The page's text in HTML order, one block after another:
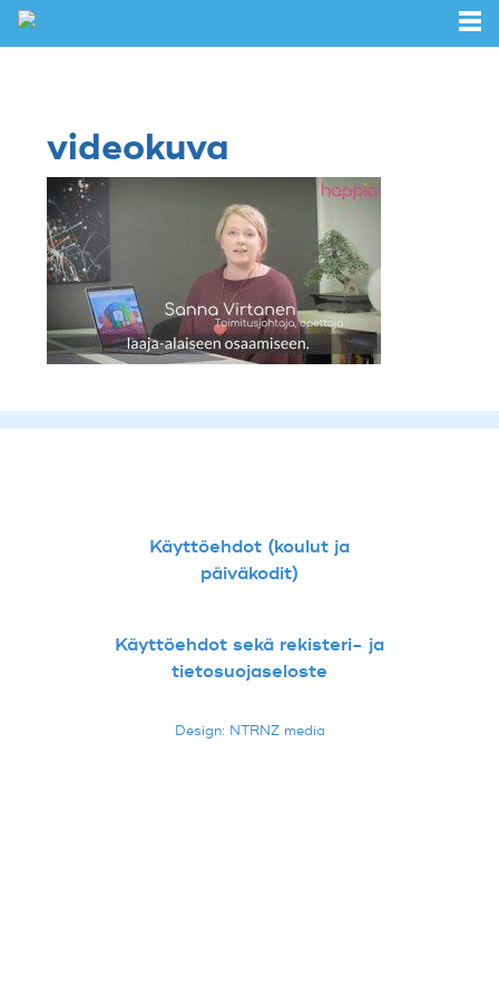
videokuva
Käyttöehdot (koulut ja
päiväkodit)
Käyttöehdot sekä rekisteri- ja
tietosuojaseloste
Design: NTRNZ media